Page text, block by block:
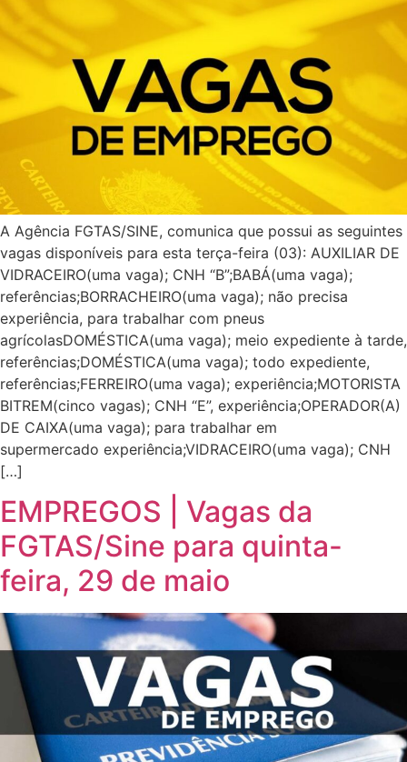
A Agência FGTAS/SINE, comunica que possui as seguintes
vagas disponíveis para esta terça-feira (03): AUXILIAR DE
VIDRACEIRO(uma vaga); CNH “B”;BABÁ(uma vaga);
referências;BORRACHEIRO(uma vaga); não precisa
experiência, para trabalhar com pneus
agrícolasDOMÉSTICA(uma vaga); meio expediente à tarde,
referências;DOMÉSTICA(uma vaga); todo expediente,
referências;FERREIRO(uma vaga); experiência;MOTORISTA
BITREM(cinco vagas); CNH “E”, experiência;OPERADOR(A)
DE CAIXA(uma vaga); para trabalhar em
supermercado experiência;VIDRACEIRO(uma vaga); CNH
[…]
EMPREGOS | Vagas da
FGTAS/Sine para quinta-
feira, 29 de maio